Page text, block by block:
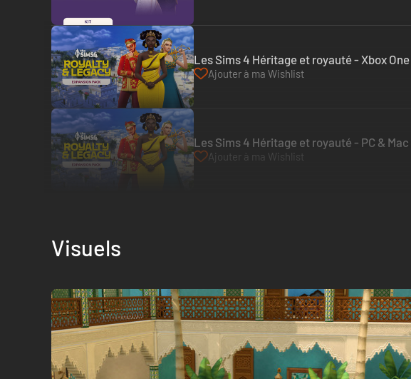
Les Sims 4 Héritage et royauté - Xbox One
Ajouter à ma Wishlist
Les Sims 4 Héritage et royauté - PC & Mac
Ajouter à ma Wishlist
Visuels